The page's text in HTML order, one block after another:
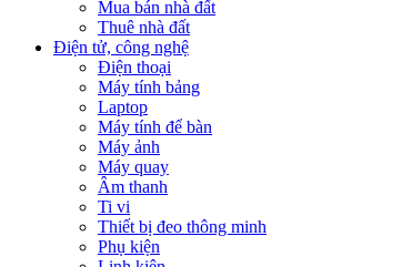
Mua bán nhà đất
Thuê nhà đất
Điện tử, công nghệ
Điện thoại
Máy tính bảng
Laptop
Máy tính để bàn
Máy ảnh
Máy quay
Âm thanh
Ti vi
Thiết bị đeo thông minh
Phụ kiện